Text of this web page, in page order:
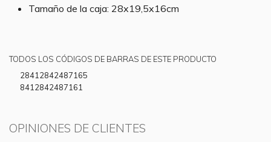
Tamaño de la caja: 28x19,5x16cm
TODOS LOS CÓDIGOS DE BARRAS DE ESTE PRODUCTO
28412842487165
8412842487161
OPINIONES DE CLIENTES